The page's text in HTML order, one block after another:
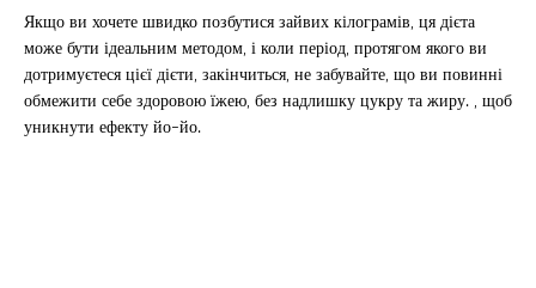
Якщо ви хочете швидко позбутися зайвих кілограмів, ця дієта
може бути ідеальним методом, і коли період, протягом якого ви
дотримуєтеся цієї дієти, закінчиться, не забувайте, що ви повинні
обмежити себе здоровою їжею, без надлишку цукру та жиру. , щоб
уникнути ефекту йо-йо.